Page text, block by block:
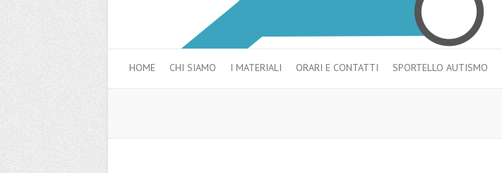
HOME CHI SIAMO I MATERIALI ORARI E CONTATTI SPORTELLO AUTISMO